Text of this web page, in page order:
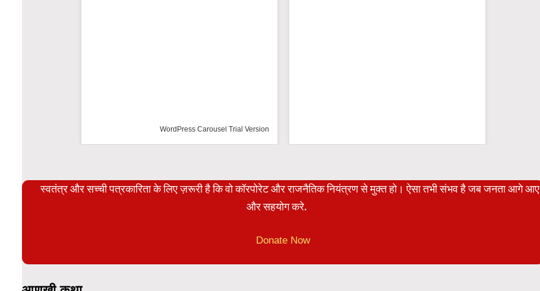
WordPress Carousel Trial Version
स्वतंत्र और सच्ची पत्रकारिता के लिए ज़रूरी है कि वो कॉरपोरेट और राजनैतिक नियंत्रण से मुक्त हो। ऐसा तभी संभव है जब जनता आगे आए
और सहयोग करे.
Donate Now